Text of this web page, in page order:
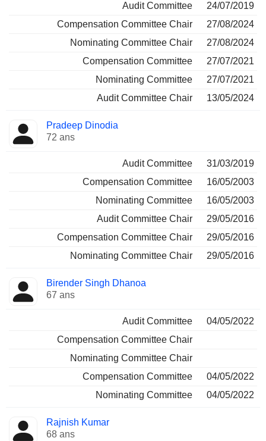
Audit Committee
24/07/2019
Compensation Committee Chair
27/08/2024
Nominating Committee Chair
27/08/2024
Compensation Committee
27/07/2021
Nominating Committee
27/07/2021
Audit Committee Chair
13/05/2024
Pradeep Dinodia
72 ans
Audit Committee
31/03/2019
Compensation Committee
16/05/2003
Nominating Committee
16/05/2003
Audit Committee Chair
29/05/2016
Compensation Committee Chair
29/05/2016
Nominating Committee Chair
29/05/2016
Birender Singh Dhanoa
67 ans
Audit Committee
04/05/2022
Compensation Committee Chair
Nominating Committee Chair
Compensation Committee
04/05/2022
Nominating Committee
04/05/2022
Rajnish Kumar
68 ans